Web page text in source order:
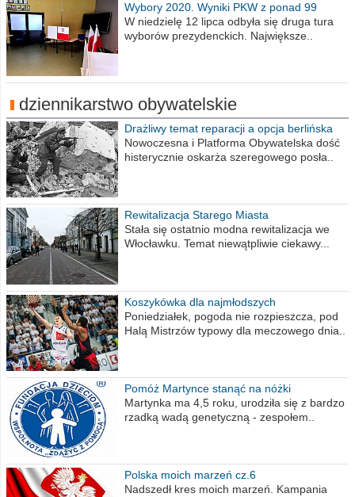
Wybory 2020. Wyniki PKW z ponad 99
procent obwodów
W niedzielę 12 lipca odbyła się druga tura
wyborów prezydenckich. Największe..
dziennikarstwo obywatelskie
Drażliwy temat reparacji a opcja berlińska
Nowoczesna i Platforma Obywatelska dość
histerycznie oskarża szeregowego posła..
Rewitalizacja Starego Miasta
Stała się ostatnio modna rewitalizacja we
Włocławku. Temat niewątpliwie ciekawy...
Koszykówka dla najmłodszych
Poniedziałek, pogoda nie rozpieszcza, pod
Halą Mistrzów typowy dla meczowego dnia..
Pomóż Martynce stanąć na nóżki
Martynka ma 4,5 roku, urodziła się z bardzo
rzadką wadą genetyczną - zespołem..
Polska moich marzeń cz.6
Nadszedł kres moich marzeń. Kampania